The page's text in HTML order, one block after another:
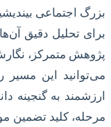
بزرگ اجتماعی
برای تحلیل دقیق آن‌ها
پژوهش متمرکز،
می‌توانید این
ارزشمند به گنجینه
مرحله، کلید تضمین